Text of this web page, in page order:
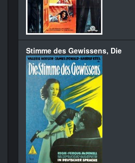
Stimme des Gewissens, Die